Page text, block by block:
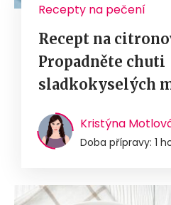
Recepty na pečení
Recept na
Propadněte chuti
sladkokyselých
Kristýna
Doba přípravy: 1